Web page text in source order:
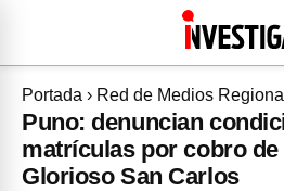
Portada › Red de Medios
Puno: denuncian
matrículas por cobro
Glorioso San Carlos